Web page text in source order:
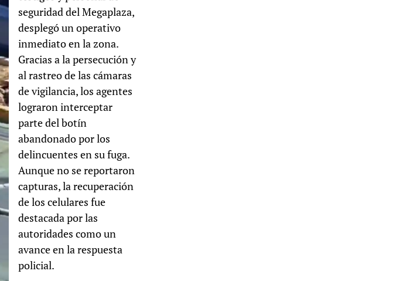
seguridad del Megaplaza,
desplegó un operativo
inmediato en la zona.
Gracias a la persecución y
al rastreo de las cámaras
de vigilancia, los agentes
lograron interceptar
parte del botín
abandonado por los
delincuentes en su fuga.
Aunque no se reportaron
capturas, la recuperación
de los celulares fue
destacada por las
autoridades como un
avance en la respuesta
policial.